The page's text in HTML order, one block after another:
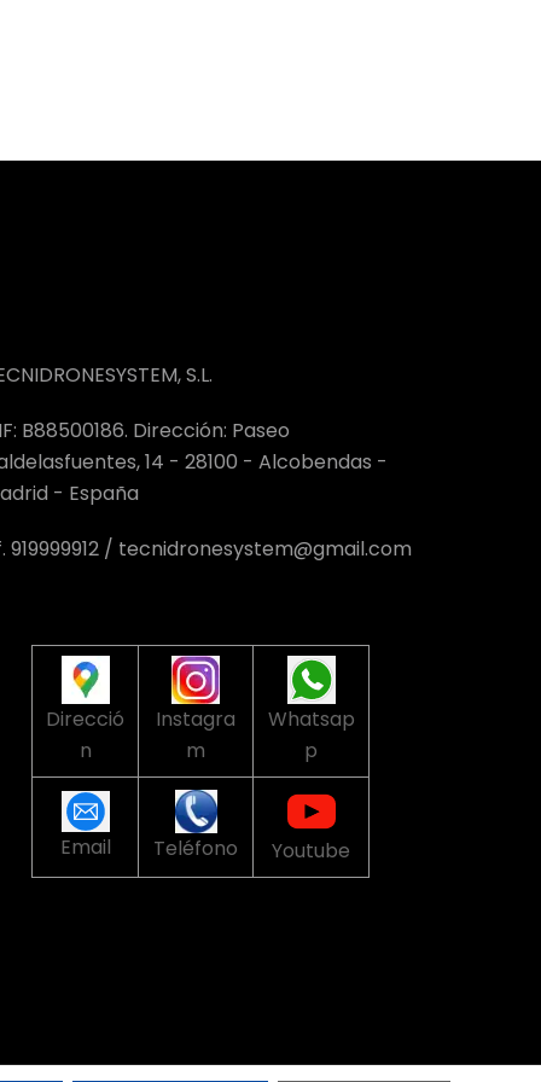
S.L.
B88500186. Dirección: Paseo
14 - 28100 - Alcobendas -
- España
919999912 / tecnidronesystem@gmail.com
Direcció
n
Instagra
m
Whatsap
p
Email Teléfono Youtube